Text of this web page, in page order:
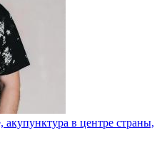
в центре страны,